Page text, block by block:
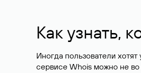
Как узнать,
Иногда пользователи
сервисе Whois можно не